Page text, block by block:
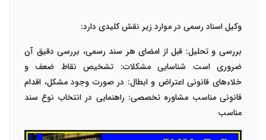
وکیل اسناد رسمی در موارد زیر نقش کلیدی دارد:
بررسی و تحلیل: قبل از امضای هر سند رسمی، بررسی دقیق آن
ضروری است شناسایی مشکلات: تشخیص نقاط ضعف و
خلاءهای قانونیاعتراض و ابطال: در صورت وجود مشکل، اقدام
قانونی مناسب مشاوره تخصصی: راهنمایی در انتخاب نوع سند
مناسب